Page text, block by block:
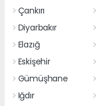
Çankırı
Diyarbakır
Elazığ
Eskişehir
Gümüşhane
Iğdır